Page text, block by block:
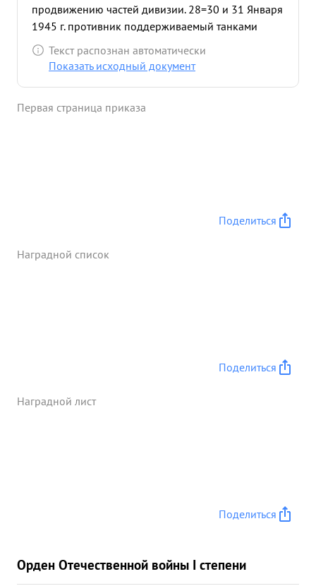
продвижению частей дивизии. 28=30 и 31 Января
1945 г. противник поддерживаемый танками
неоднократно переходил в яростные контратаки.
Благодаря стойкости экипажей "СУ" контратаки
наступления с 27.1.45.по 3.2.45. части дивизии
сожжено 7 танков 2 бро=
бронетранспорге 2 ,автомашин с бое= припасами
Текст распознан автоматически
Показать исходный документ
Первая страница приказа
Поделиться
Наградной список
Поделиться
Наградной лист
Поделиться
Орден Отечественной войны I степени